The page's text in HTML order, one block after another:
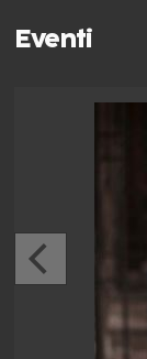
Eventi